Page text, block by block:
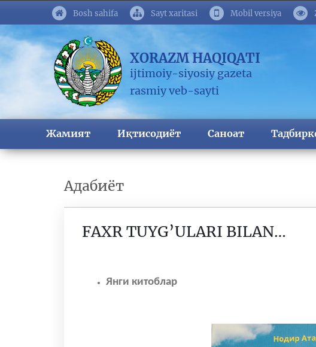
Bosh sahifa Sayt xaritasi Mobil versiya
XORAZM HAQIQATI
ijtimoiy-siyosiy gazeta
rasmiy veb-sayti
Жамият Иқтисодиёт Саноат
Адабиёт
FAXR TUYG’ULARI BILAN…
Янги китоблар